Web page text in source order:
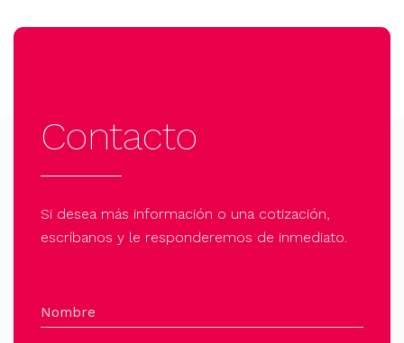
Contacto
Si desea más información o una cotización,
escríbanos y le responderemos de inmediato.
Nombre